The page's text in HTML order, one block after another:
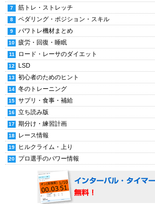
筋トレ・ストレッチ
ペダリング・ポジション・スキル
パワトレ機材まとめ
疲労・回復・睡眠
ロード・レーサのダイエット
LSD
初心者のためのヒント
冬のトレーニング
サプリ・食事・補給
立ち読み版
期分け・練習計画
レース情報
ヒルクライム・上り
プロ選手のパワー情報